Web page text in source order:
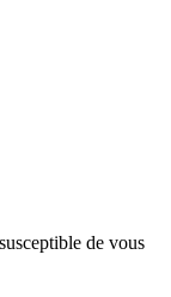
de vous